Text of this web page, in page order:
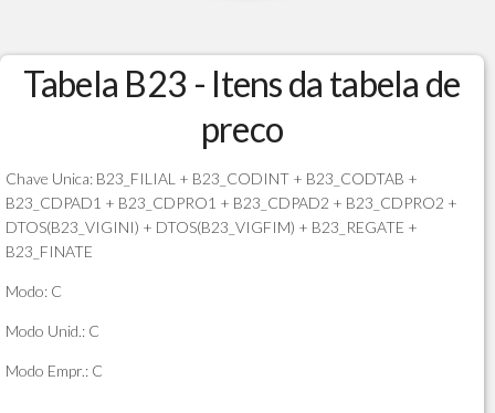
Tabela B23 - Itens da tabela de
preco
Chave Unica: B23_FILIAL + B23_CODINT + B23_CODTAB +
B23_CDPAD1 + B23_CDPRO1 + B23_CDPAD2 + B23_CDPRO2 +
DTOS(B23_VIGINI) + DTOS(B23_VIGFIM) + B23_REGATE +
B23_FINATE
Modo: C
Modo Unid.: C
Modo Empr.: C